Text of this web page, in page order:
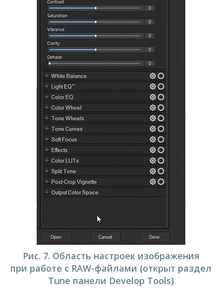
Рис. 7. Область настроек изображения
при работе с RAW-файлами (открыт раздел
Tune панели Develop Tools)